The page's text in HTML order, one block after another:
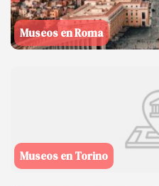
Museos en Roma
Museos en Torino